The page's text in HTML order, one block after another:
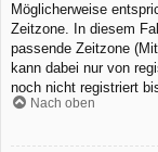
Möglicherweise
Zeitzone. In diesem
passende Zeitzone
kann dabei nur von
noch nicht registriert
Nach oben